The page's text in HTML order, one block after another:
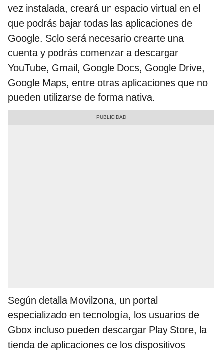
vez instalada, creará un espacio virtual en el
que podrás bajar todas las aplicaciones de
Google. Solo será necesario crearte una
cuenta y podrás comenzar a descargar
YouTube, Gmail, Google Docs, Google Drive,
Google Maps, entre otras aplicaciones que no
pueden utilizarse de forma nativa.
Según detalla Movilzona, un portal
especializado en tecnología, los usuarios de
Gbox incluso pueden descargar Play Store, la
tienda de aplicaciones de los dispositivos